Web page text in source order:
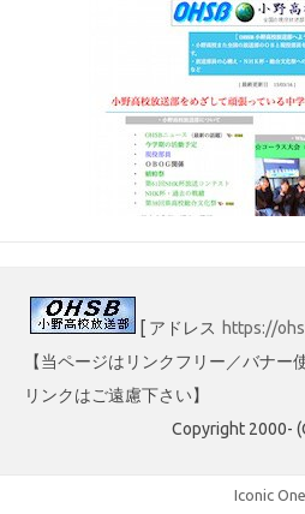
[ アドレス https://
【当ページはリンクフリー／バナ
リンクはご遠慮下さい】
Copyright 2000-
Iconic One